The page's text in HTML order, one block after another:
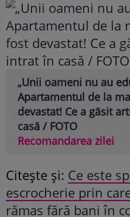
„Unii oameni nu au
Apartamentul de la
devastat! Ce a găsit
casă / FOTO
Recomandarea zilei
Citește și: Ce este
escrocherie prin
rămas fără bani în